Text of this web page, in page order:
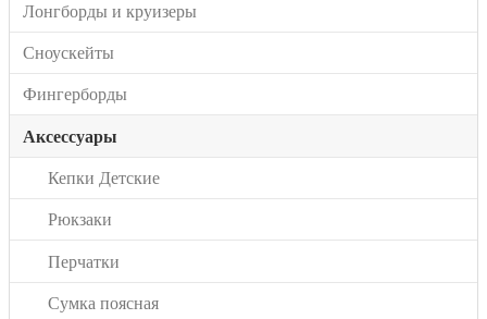
Лонгборды и круизеры
Сноускейты
Фингерборды
Аксессуары
Кепки Детские
Рюкзаки
Перчатки
Сумка поясная